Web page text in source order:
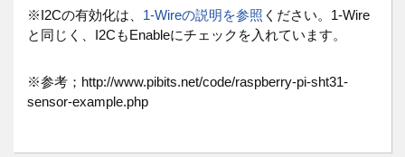
※I2Cの有効化は、 1-Wireの説明を参照 ください。1-Wire
と同じく、I2CもEnableにチェックを入れています。
※参考；http://www.pibits.net/code/raspberry-pi-sht31-
sensor-example.php